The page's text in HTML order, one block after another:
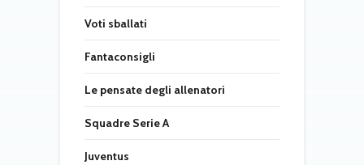
Voti sballati
Fantaconsigli
Le pensate degli allenatori
Squadre Serie A
Juventus